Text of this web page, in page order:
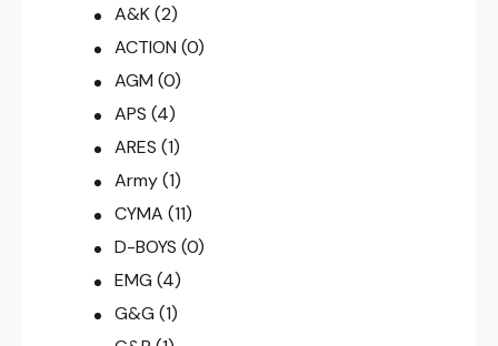
A&K (2)
ACTION (0)
AGM (0)
APS (4)
ARES (1)
Army (1)
CYMA (11)
D-BOYS (0)
EMG (4)
G&G (1)